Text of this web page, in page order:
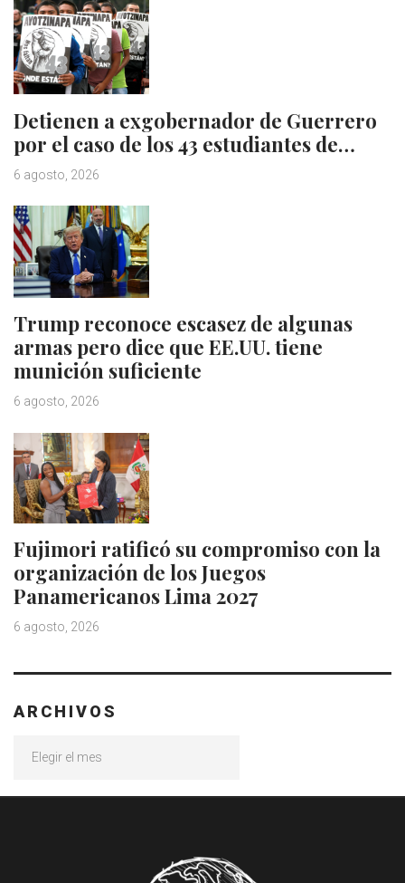
Detienen a exgobernador de Guerrero
por el caso de los 43 estudiantes de…
6 agosto, 2026
Trump reconoce escasez de algunas
armas pero dice que EE.UU. tiene
munición suficiente
6 agosto, 2026
Fujimori ratificó su compromiso con la
organización de los Juegos
Panamericanos Lima 2027
6 agosto, 2026
ARCHIVOS